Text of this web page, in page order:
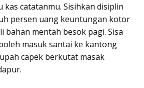
kas catatanmu. Sisihkan disiplin
persen uang keuntungan kotor
bahan mentah besok pagi. Sisa
masuk santai ke kantong
capek berkutat masak